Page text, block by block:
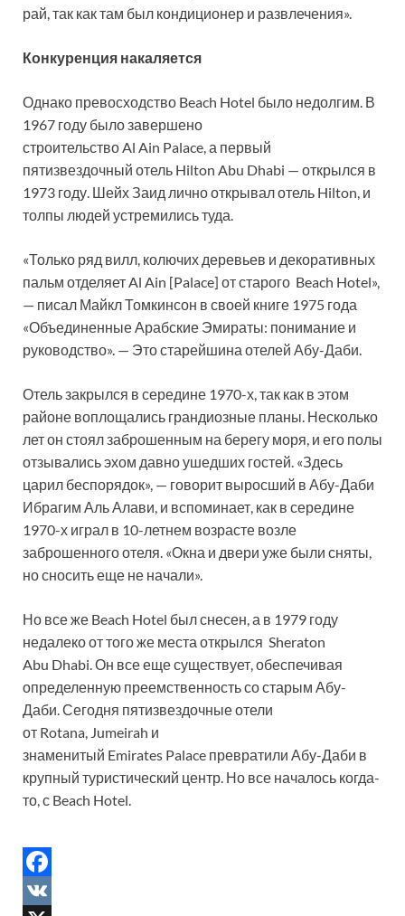
рай, так как там был кондиционер и развлечения».
Конкуренция накаляется
Однако превосходство Beach Hotel было недолгим. В
1967 году было завершено
строительство Al Ain Palace, а первый
пятизвездочный отель Hilton Abu Dhabi — открылся в
1973 году. Шейх Заид лично открывал отель Hilton, и
толпы людей устремились туда.
«Только ряд вилл, колючих деревьев и декоративных
пальм отделяет Al Ain [Palace] от старого Beach Hotel»,
— писал Майкл Томкинсон в своей книге 1975 года
«Объединенные Арабские Эмираты: понимание и
руководство». — Это старейшина отелей Абу-Даби.
Отель закрылся в середине 1970-х, так как в этом
районе воплощались грандиозные планы. Несколько
лет он стоял заброшенным на берегу моря, и его полы
отзывались эхом давно ушедших гостей. «Здесь
царил беспорядок», — говорит выросший в Абу-Даби
Ибрагим Аль Алави, и вспоминает, как в середине
1970-х играл в 10-летнем возрасте возле
заброшенного отеля. «Окна и двери уже были сняты,
но сносить еще не начали».
Но все же Beach Hotel был снесен, а в 1979 году
недалеко от того же места открылся Sheraton
Abu Dhabi. Он все еще существует, обеспечивая
определенную преемственность со старым Абу-
Даби. Сегодня пятизвездочные отели
от Rotana, Jumeirah и
знаменитый Emirates Palace превратили Абу-Даби в
крупный туристический центр. Но все началось когда-
то, с Beach Hotel.
F